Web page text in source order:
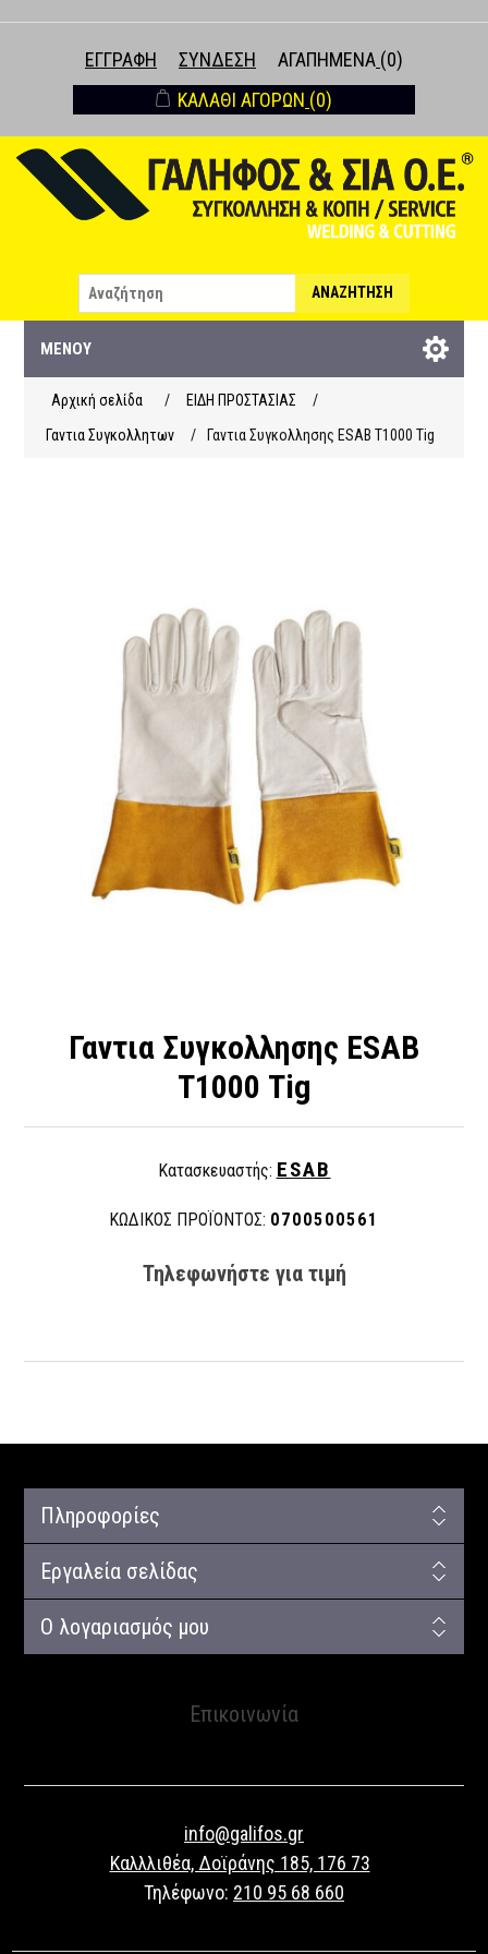
ΕΓΓΡΑΦΉ ΣΎΝΔΕΣΗ ΑΓΑΠΗΜΈΝΑ (0)
ΚΑΛΆΘΙ ΑΓΟΡΏΝ (0)
ΑΝΑΖΉΤΗΣΗ
ΜΕΝΟΎ
Αρχική σελίδα / ΕΙΔΗ ΠΡΟΣΤΑΣΙΑΣ
/
Γαντια Συγκολλητων
/ Γαντια Συγκολλησης ESAB Τ1000 Tig
Γαντια Συγκολλησης ESAB
Τ1000 Tig
Κατασκευαστής: ESAB
ΚΩΔΙΚΟΣ ΠΡΟΪΟΝΤΟΣ: 0700500561
Τηλεφωνήστε για τιμή
Πληροφορίες
Εργαλεία σελίδας
Ο λογαριασμός μου
Επικοινωνία
info@galifos.gr
Καλλλιθέα, Δοϊράνης 185, 176 73
Τηλέφωνο: 210 95 68 660